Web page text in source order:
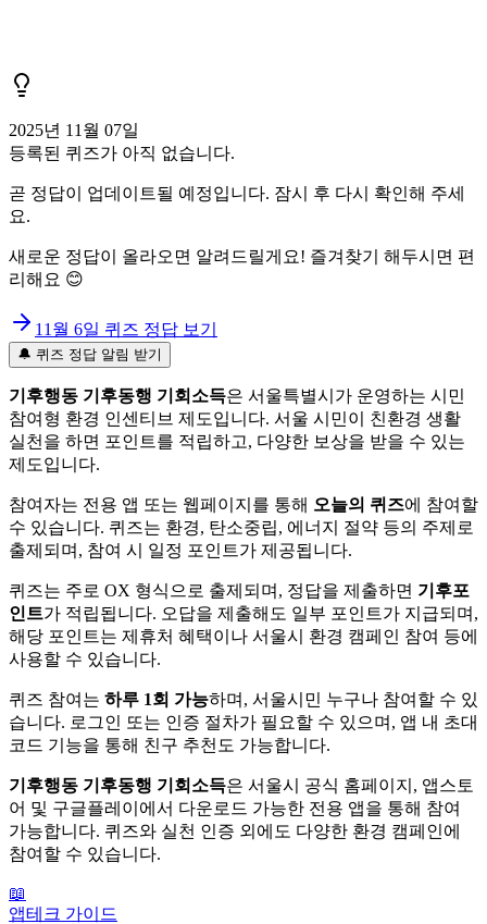
2025년 11월 07일
등록된 퀴즈가 아직 없습니다.
곧 정답이 업데이트될 예정입니다. 잠시 후 다시 확인해 주세
요.
새로운 정답이 올라오면 알려드릴게요! 즐겨찾기 해두시면 편
리해요 😊
11월 6일 퀴즈 정답 보기
🔔 퀴즈 정답 알림 받기
기후행동 기후동행 기회소득은 서울특별시가 운영하는 시민
참여형 환경 인센티브 제도입니다. 서울 시민이 친환경 생활
실천을 하면 포인트를 적립하고, 다양한 보상을 받을 수 있는
제도입니다.
참여자는 전용 앱 또는 웹페이지를 통해 오늘의 퀴즈에 참여할
수 있습니다. 퀴즈는 환경, 탄소중립, 에너지 절약 등의 주제로
출제되며, 참여 시 일정 포인트가 제공됩니다.
퀴즈는 주로 OX 형식으로 출제되며, 정답을 제출하면 기후포
인트가 적립됩니다. 오답을 제출해도 일부 포인트가 지급되며,
해당 포인트는 제휴처 혜택이나 서울시 환경 캠페인 참여 등에
사용할 수 있습니다.
퀴즈 참여는 하루 1회 가능하며, 서울시민 누구나 참여할 수 있
습니다. 로그인 또는 인증 절차가 필요할 수 있으며, 앱 내 초대
코드 기능을 통해 친구 추천도 가능합니다.
기후행동 기후동행 기회소득은 서울시 공식 홈페이지, 앱스토
어 및 구글플레이에서 다운로드 가능한 전용 앱을 통해 참여
가능합니다. 퀴즈와 실천 인증 외에도 다양한 환경 캠페인에
참여할 수 있습니다.
📖
앱테크 가이드